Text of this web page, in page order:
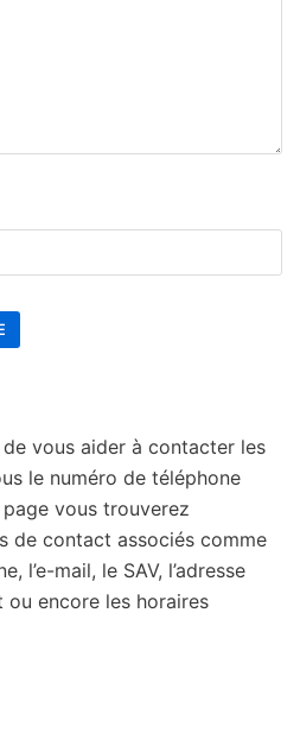
vous aider à contacter les
le numéro de téléphone
vous trouverez
de contact associés comme
l’e-mail, le SAV, l’adresse
encore les horaires